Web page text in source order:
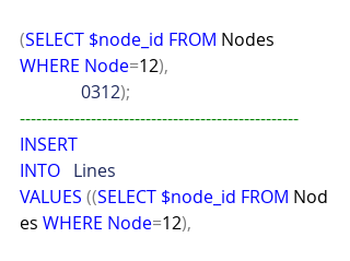
(SELECT $node_id FROM Nodes
WHERE Node=12),
0312);
---------------------------------------------------
INSERT
INTO Lines
VALUES ((SELECT $node_id FROM Nod
es WHERE Node=12),